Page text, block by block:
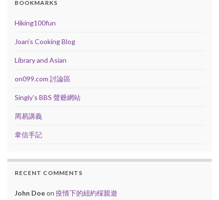
BOOKMARKS
Hiking100fun
Joan's Cooking Blog
Library and Asian
on099.com 討論區
Singly's BBS 聲爺網站
周易講義
韋信手記
RECENT COMMENTS
John Doeon 疫情下的紐約棎親遊